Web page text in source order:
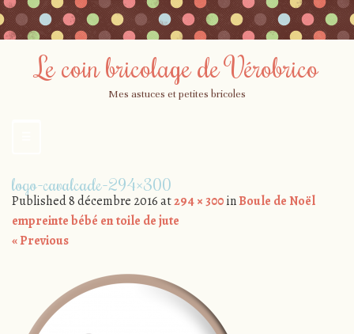
Le coin bricolage de Vérobrico
Mes astuces et petites bricoles
content
logo-cavalcade-294×300
Published8 décembre 2016at294 × 300inBoule de Noël
empreinte bébé en toile de jute
« Previous